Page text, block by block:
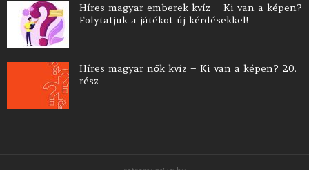
Híres magyar emberek kvíz – Ki van a képen?
Folytatjuk a játékot új kérdésekkel!
Híres magyar nők kvíz – Ki van a képen? 20.
rész